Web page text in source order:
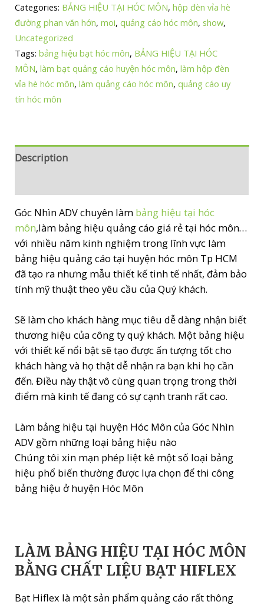
Tại
Hóc
Môn
-
2024
quantity
Categories: BẢNG HIỆU TẠI HÓC MÔN,hộp đèn vỉa hè
đường phan văn hớn,moi,quảng cáo hóc môn, show,
Uncategorized
Tags:bảng hiệu bạt hóc môn, BẢNG HIỆU TẠI HÓC
MÔN,làm bạt quảng cáo huyện hóc môn,làm hộp đèn
vỉa hè hóc môn,làm quảng cáo hóc môn,quảng cáo uy
tín hóc môn
Description
Góc Nhìn ADV chuyên làm bảng hiệu tại hóc
môn,làm bảng hiệu quảng cáo giá rẻ tại hóc môn…
với nhiều năm kinh nghiệm trong lĩnh vực làm
bảng hiệu quảng cáo tại huyện hóc môn Tp HCM
đã tạo ra nhưng mẫu thiết kế tinh tế nhất, đảm bảo
tính mỹ thuật theo yêu cầu của Quý khách.
Sẽ làm cho khách hàng mục tiêu dễ dàng nhận biết
thương hiệu của công ty quý khách. Một bảng hiệu
với thiết kế nổi bật sẽ tạo được ấn tượng tốt cho
khách hàng và họ thật dễ nhận ra bạn khi họ cần
đến. Điều này thật vô cùng quan trọng trong thời
điểm mà kinh tế đang có sự cạnh tranh rất cao.
Làm bảng hiệu tại huyện Hóc Môn của Góc Nhìn
ADV gồm những loại bảng hiệu nào
Chúng tôi xin mạn phép liệt kê một số loại bảng
hiệu phổ biến thường được lựa chọn để thi công
bảng hiệu ở huyện Hóc Môn
LÀM BẢNG HIỆU TẠI HÓC MÔN
BẰNG CHẤT LIỆU BẠT HIFLEX
Bạt Hiflex là một sản phẩm quảng cáo rất thông